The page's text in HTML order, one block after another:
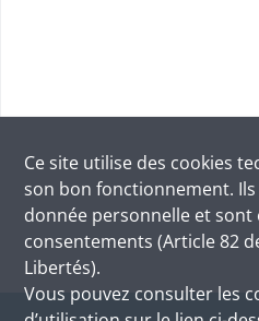
Ce site utilise des cookies
son bon fonctionnement.
donnée personnelle et sont
consentements (Article 82
Libertés).
Vous pouvez consulter les